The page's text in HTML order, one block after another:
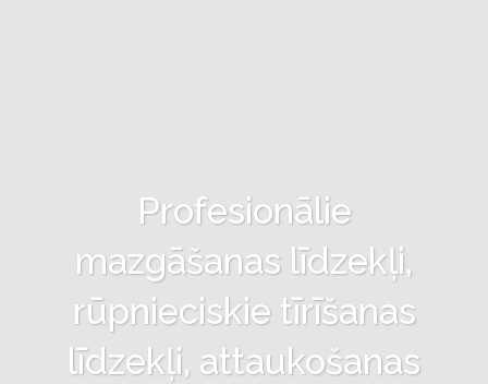
Profesionālie
mazgāšanas līdzekļi,
rūpnieciskie tīrīšanas
līdzekļi, attaukošanas